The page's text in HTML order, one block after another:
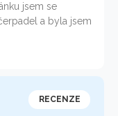
jsem se
a byla jsem
RECENZE